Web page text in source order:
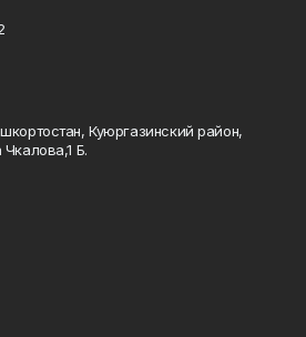
Куюргазинский район,
Б.